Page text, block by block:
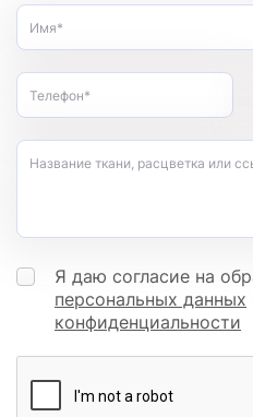
Имя*
Телефон*
Название ткани, расцветка или
Я даю согласие на
персональных данных
конфиденциальности